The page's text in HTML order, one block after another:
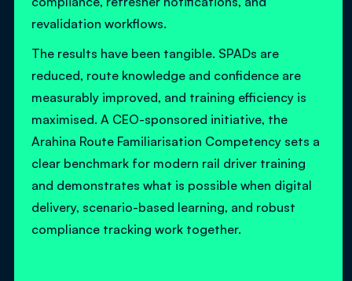
revalidation workflows.
The results have been tangible. SPADs are
reduced, route knowledge and confidence are
measurably improved, and training efficiency is
maximised. A CEO-sponsored initiative, the
Arahina Route Familiarisation Competency sets a
clear benchmark for modern rail driver training
and demonstrates what is possible when digital
delivery, scenario-based learning, and robust
compliance tracking work together.